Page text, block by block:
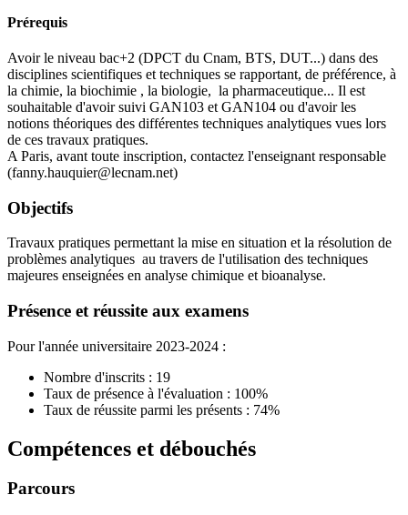
Prérequis
Avoir le niveau bac+2 (DPCT du Cnam, BTS, DUT...) dans des
disciplines scientifiques et techniques se rapportant, de préférence, à
la chimie, la biochimie , la biologie, la pharmaceutique... Il est
souhaitable d'avoir suivi GAN103 et GAN104 ou d'avoir les
notions théoriques des différentes techniques analytiques vues lors
de ces travaux pratiques.
A Paris, avant toute inscription, contactez l'enseignant responsable
(fanny.hauquier@lecnam.net)
Objectifs
Travaux pratiques permettant la mise en situation et la résolution de
problèmes analytiques au travers de l'utilisation des techniques
majeures enseignées en analyse chimique et bioanalyse.
Présence et réussite aux examens
Pour l'année universitaire 2023-2024 :
Nombre d'inscrits : 19
Taux de présence à l'évaluation : 100%
Taux de réussite parmi les présents : 74%
Compétences et débouchés
Parcours